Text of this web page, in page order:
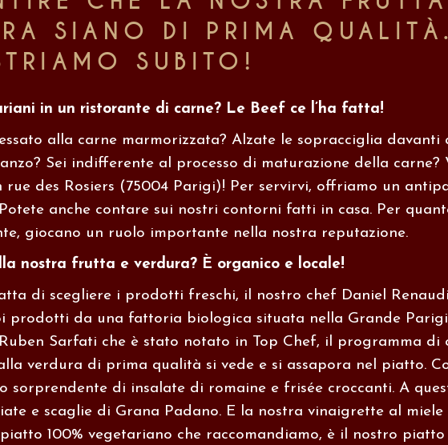
SIANO DI PRIMA
SUBITO!
in un ristorante di carne? Le Beef ce l’ha fatta!
alla carne marmorizzata? Alzate le sopracciglia davanti
Sei indifferente al processo di maturazione della
rue des Rosiers (75004 Parigi)! Per servirvi, offriamo un
anche contare sui nostri contorni fatti in casa. Per
giocano un ruolo importante nella nostra reputazione.
nostra frutta e verdura? È organico e locale!
di scegliere i prodotti freschi, il nostro chef Daniel
prodotti da una fattoria biologica situata nella Grande
Sarfati che è stato notato in Top Chef, il programma di
verdura di prima qualità si vede e si assapora nel piatto.
sorprendente di insalate di romaine e frisée croccanti. A
e scaglie di Grana Padano. E la nostra vinaigrette al
piatto 100% vegetariano che raccomandiamo, è il nostro